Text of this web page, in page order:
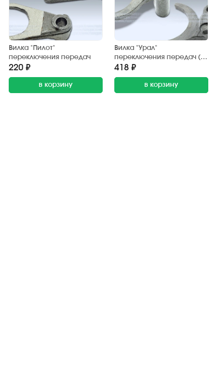
Вилка "Пилот"
переключения передач
220 ₽
в корзину
Вилка "Урал"
переключения передач (1-
2 пер.)
418 ₽
в корзину